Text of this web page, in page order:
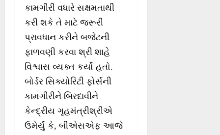
કામગીરી વધારે સક્ષમતાથી
કરી શકે તે માટે જરૂરી
પ્રાવધાન કરીને બજેટની
ફાળવણી કરવા શ્રી શાહે
વિશ્વાસ વ્યક્ત કર્યો હતો.
બોર્ડર સિક્યોરિટી ફોર્સની
કામગીરીને બિરદાવીને
કેન્દ્રીય ગૃહમંત્રીશ્રીએ
ઉમેર્યું કે, બીએસએફ આજે